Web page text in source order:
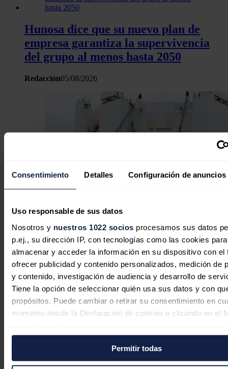
Consentimiento Detalles Configuración de anuncios
Uso responsable de sus datos
Nosotros y nuestros 1022 socios procesamos sus datos
p.ej., su dirección IP, con tecnologías como las cookies para
almacenar y acceder la información en su dispositivo con el
ofrecer publicidad y contenido personalizados, medición de
y contenido, investigación de audiencia y desarrollo de
Tiene la opción de seleccionar quién usa sus datos y con
propósitos. Puede cambiar o retirar su consentimiento en
momento desde la Declaración de cookies o clicando en el
Si lo permite, también quisiéramos:
Recopilar información sobre su ubicación geográfica
Permitir todas
Hunosa dice que su nuevo plan de
empresa garantiza la supervivencia
del grupo al menos hasta 2050
Redacción05/08/2026
MG dará a conocer sus modelos
eléctricos este martes en La Coruña
tras el desembarco de SAIC en Ferrol
Redacción27/07/2026
TotalEnergies apela una sentencia que
le obliga a informar de las emisiones
de sus clientes